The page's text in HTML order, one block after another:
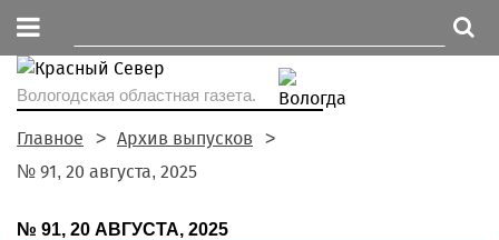
Вологодская областная газета.
Главное
Архив выпусков
№ 91, 20 августа, 2025
№ 91, 20 АВГУСТА, 2025